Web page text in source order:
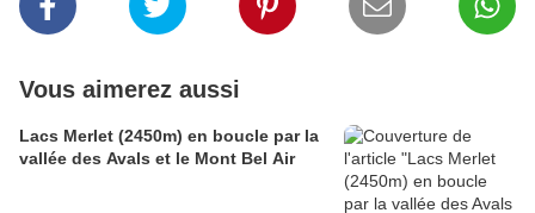
Vous aimerez aussi
Lacs Merlet (2450m) en boucle par la
vallée des Avals et le Mont Bel Air